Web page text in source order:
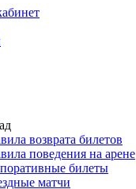
возврата билетов
поведения на арене
билеты
матчи